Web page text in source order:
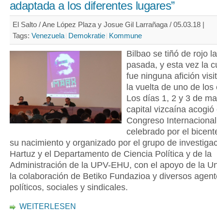
adaptada a los diferentes lugares”
El Salto / Ane López Plaza y Josue Gil Larrañaga / 05.03.18 |
Tags: Venezuela Demokratie Kommune
Bilbao se tiñó de rojo
pasada, y esta vez la
fue ninguna afición
la vuelta de uno de los
Los días 1, 2 y 3 de
capital vizcaína acogió
Congreso
celebrado por el
su nacimiento y organizado por el grupo de
Hartuz y el Departamento de Ciencia Política y de la
Administración de la UPV-EHU, con el apoyo de la
la colaboración de Betiko Fundazioa y diversos
políticos, sociales y sindicales.
WEITERLESEN